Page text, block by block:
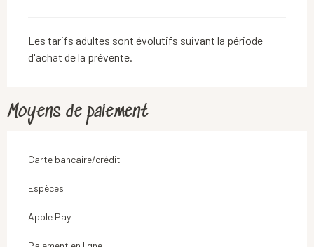
Les tarifs adultes sont évolutifs suivant la période
d'achat de la prévente.
Moyens de paiement
Carte bancaire/crédit
Espèces
Apple Pay